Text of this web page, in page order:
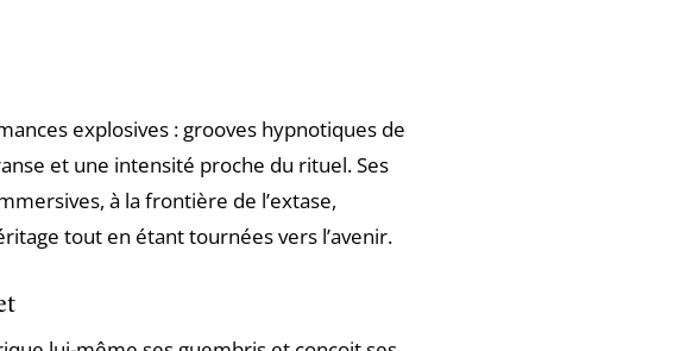
explosives : grooves hypnotiques de
et une intensité proche du rituel. Ses
à la frontière de l’extase,
tout en étant tournées vers l’avenir.